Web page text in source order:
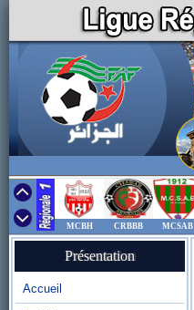
MCBH CRBBB MCSAB
Présentation
Accueil